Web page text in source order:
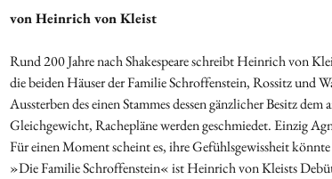
von Heinrich von Kleist
Rund 200 Jahre nach Shakespeare schreibt Heinrich von
die beiden Häuser der Familie Schroffenstein, Rossitz und
Aussterben des einen Stammes dessen gänzlicher Besitz
Gleichgewicht, Rachepläne werden geschmiedet. Einzig
Für einen Moment scheint es, ihre Gefühlsgewissheit
»Die Familie Schroffenstein« ist Heinrich von Kleists